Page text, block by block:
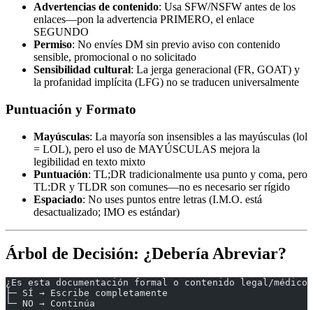
Advertencias de contenido: Usa SFW/NSFW antes de los
enlaces—pon la advertencia PRIMERO, el enlace
SEGUNDO
Permiso: No envíes DM sin previo aviso con contenido
sensible, promocional o no solicitado
Sensibilidad cultural: La jerga generacional (FR, GOAT) y
la profanidad implícita (LFG) no se traducen universalmente
Puntuación y Formato
Mayúsculas: La mayoría son insensibles a las mayúsculas (lol
= LOL), pero el uso de MAYÚSCULAS mejora la
legibilidad en texto mixto
Puntuación: TL;DR tradicionalmente usa punto y coma, pero
TL:DR y TLDR son comunes—no es necesario ser rígido
Espaciado: No uses puntos entre letras (I.M.O. está
desactualizado; IMO es estándar)
Árbol de Decisión: ¿Debería Abreviar?
¿Es esta documentación formal o contenido legal/médico?
├─ SÍ → Escribe completamente
└─ NO → Continúa